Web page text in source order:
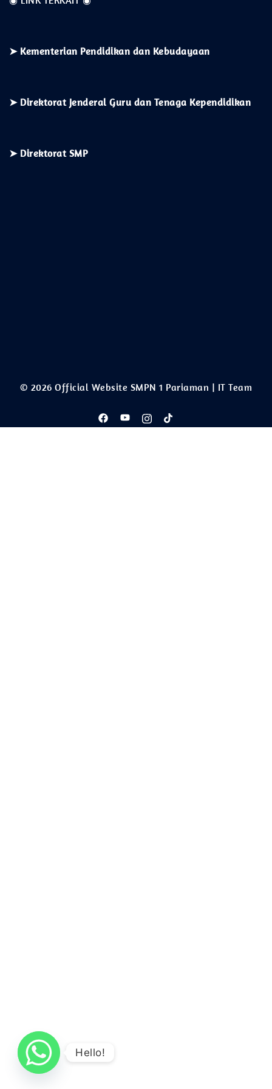
➤ Kementerian Pendidikan dan Kebudayaan
➤ Direktorat Jenderal Guru dan Tenaga Kependidikan
➤ Direktorat SMP
© 2026 Official Website SMPN 1 Pariaman | IT Team
Hello!